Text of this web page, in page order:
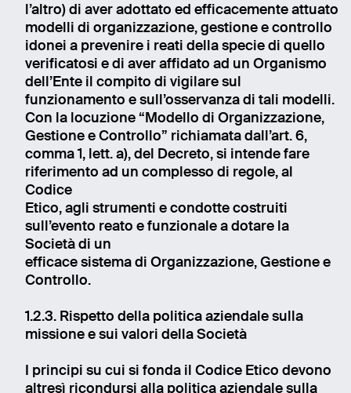
l’altro) di aver adottato ed efficacemente attuato
modelli di organizzazione, gestione e controllo
idonei a prevenire i reati della specie di quello
verificatosi e di aver affidato ad un Organismo
dell’Ente il compito di vigilare sul
funzionamento e sull’osservanza di tali modelli.
Con la locuzione “Modello di Organizzazione,
Gestione e Controllo” richiamata dall’art. 6,
comma 1, lett. a), del Decreto, si intende fare
riferimento ad un complesso di regole, al
Codice
Etico, agli strumenti e condotte costruiti
sull’evento reato e funzionale a dotare la
Società di un
efficace sistema di Organizzazione, Gestione e
Controllo.
1.2.3. Rispetto della politica aziendale sulla
missione e sui valori della Società
I principi su cui si fonda il Codice Etico devono
altresì ricondursi alla politica aziendale sulla